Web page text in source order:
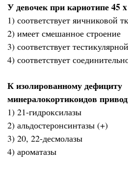
У девочек при кариотипе 45
1) соответствует яичниковой
2) имеет смешанное строение
3) соответствует
4) соответствует
К изолированному дефициту
минералокортикоидов
1) 21-гидроксилазы
2) альдостеронсинтазы (+)
3) 20, 22-десмолазы
4) ароматазы